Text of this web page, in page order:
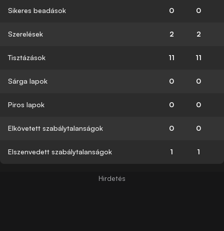
Sikeres beadások 0 0
Szerelések 2 2
Tisztázások 11 11
Sárga lapok 0 0
Piros lapok 0 0
Elkövetett szabálytalanságok 0 0
Elszenvedett szabálytalanságok 1 1